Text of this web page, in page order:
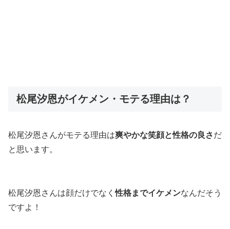
松尾汐恩がイケメン・モテる理由は？
松尾汐恩さんがモテる理由は爽やかな笑顔と性格の良さだ
と思います。
松尾汐恩さんは顔だけでなく性格までイケメンなんだそう
ですよ！